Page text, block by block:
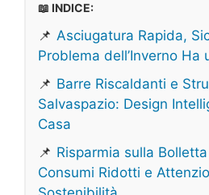
📖 INDICE:
📌 Asciugatura Rapida,
Problema dell’Inverno Ha
📌 Barre Riscaldanti e
Salvaspazio: Design
Casa
📌 Risparmia sulla
Consumi Ridotti e